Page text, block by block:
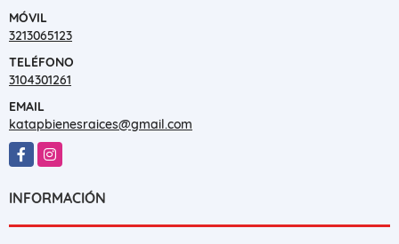
MÓVIL
3213065123
TELÉFONO
3104301261
EMAIL
katapbienesraices@gmail.com
FacebookInstagram
INFORMACIÓN